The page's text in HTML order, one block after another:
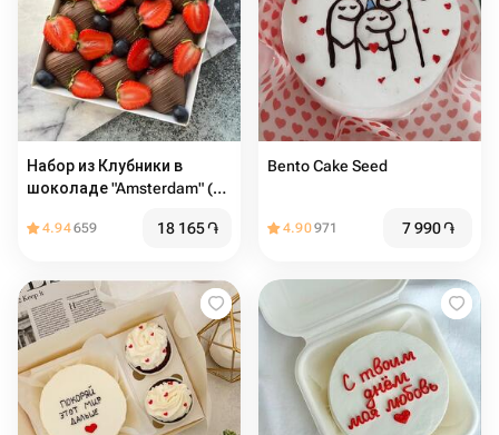
Набор из Клубники в
шоколаде "Amsterdam" (9-
4.94659 18 165֏
Bento Cake Seed
4.90971 7 990֏